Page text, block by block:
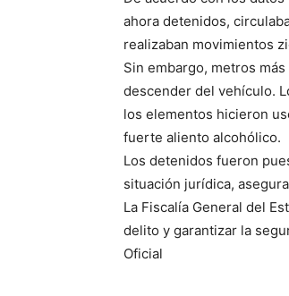
ahora detenidos,
realizaban movimientos
Sin embargo, metros
descender del vehículo.
los elementos hicieron
fuerte aliento alcohólico.
Los detenidos fueron
situación jurídica,
La Fiscalía General del
delito y garantizar la
Oficial